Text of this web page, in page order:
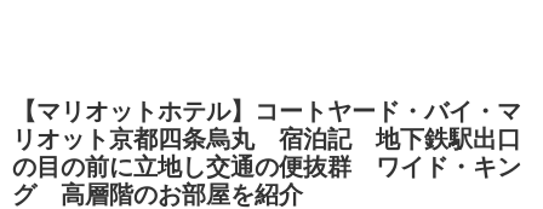
【マリオットホテル】コートヤード・バイ・マ
リオット京都四条烏丸 宿泊記 地下鉄駅出口
の目の前に立地し交通の便抜群 ワイド・キン
グ 高層階のお部屋を紹介